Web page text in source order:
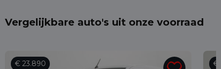
Vergelijkbare auto's uit onze voorraad
€ 23.890 €